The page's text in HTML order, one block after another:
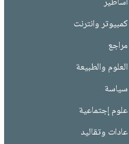
كمبيوتر وانترنت
مراجع
العلوم والطبيعة
سياسة
علوم إجتماعية
عادات وتقاليد